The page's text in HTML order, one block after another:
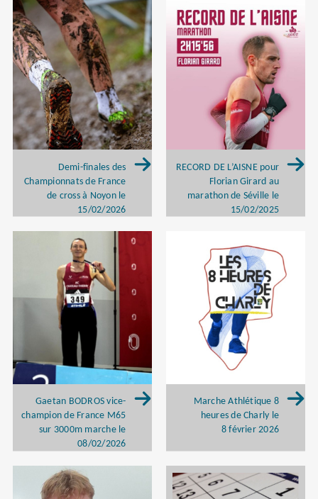
Demi-finales des
Championnats de France
de cross à Noyon le
15/02/2026
RECORD DE L’AISNE pour
Florian Girard au
marathon de Séville le
15/02/2025
Gaetan BODROS vice-
champion de France M65
sur 3000m marche le
08/02/2026
Marche Athlétique 8
heures de Charly le
8 février 2026